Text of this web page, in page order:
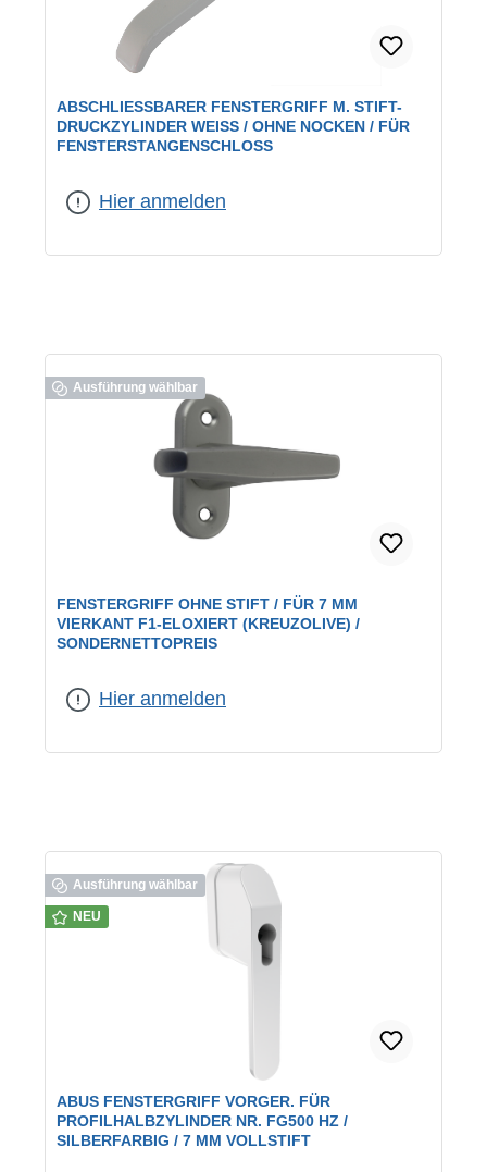
ABSCHLIESSBARER FENSTERGRIFF M. STIFT-D
RUCKZYLINDER WEISS / OHNE NOCKEN / FÜR FE
NSTERSTANGENSCHLOSS
Hier anmelden
Ausführung wählbar
FENSTERGRIFF OHNE STIFT / FÜR 7 MM
VIERKANT F1-ELOXIERT (KREUZOLIVE) /
SONDERNETTOPREIS
Hier anmelden
Ausführung wählbar
NEU
ABUS FENSTERGRIFF VORGER. FÜR
PROFILHALBZYLINDER NR. FG500 HZ /
SILBERFARBIG / 7 MM VOLLSTIFT